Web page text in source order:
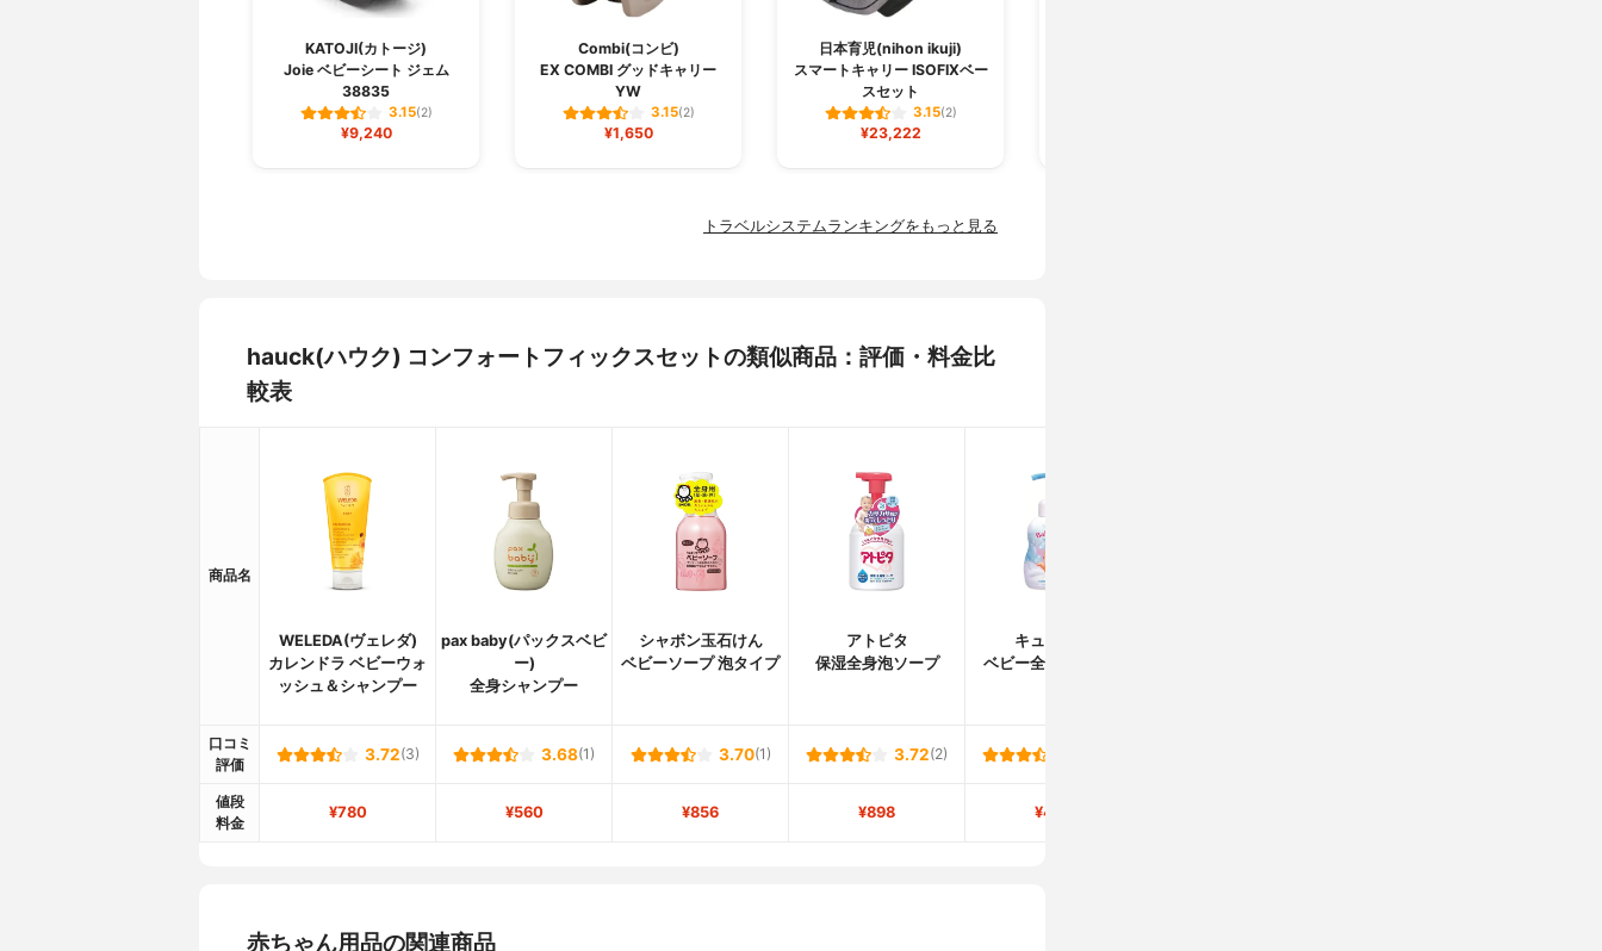
KATOJI(カトージ)
Joie ベビーシート ジェム
38835
3.15(2)
¥9,240
Combi(コンビ)
EX COMBI グッドキャリー
YW
3.15(2)
¥1,650
日本育児(nihon ikuji)
スマートキャリー ISOFIXベー
スセット
3.15(2)
¥23,222
トラベルシステムランキングをもっと見る
hauck(ハウク) コンフォートフィックスセットの類似商品：評価・料金比
較表
商品名
WELEDA(ヴェレダ)
カレンドラ ベビーウォ
ッシュ＆シャンプー
pax baby(パックスベビ
ー)
全身シャンプー
シャボン玉石けん
ベビーソープ 泡タイプ
アトピタ
保湿全身泡ソープ
キューピー
ベビー全身泡ソープ
口コミ
評価
3.72(3) 3.68(1) 3.70(1) 3.72(2)
値段
料金
¥780 ¥560 ¥856 ¥898 ¥469
赤ちゃん用品の関連商品